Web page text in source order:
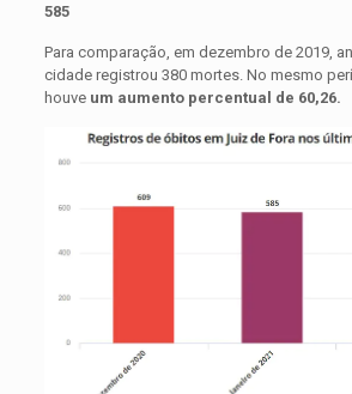
585
Para comparação, em dezembro de 2019,
cidade registrou 380 mortes. No mesmo
houve um aumento percentual de 60,26.